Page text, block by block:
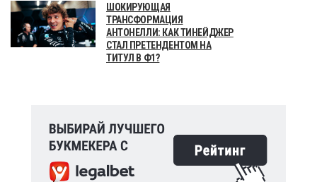
ШОКИРУЮЩАЯ
ТРАНСФОРМАЦИЯ
АНТОНЕЛЛИ: КАК ТИНЕЙДЖЕР
СТАЛ ПРЕТЕНДЕНТОМ НА
ТИТУЛ В Ф1?